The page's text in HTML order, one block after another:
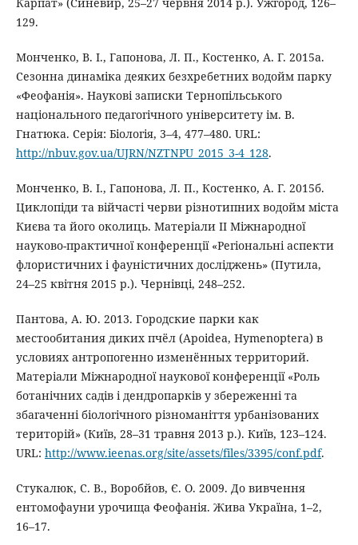
129.
Монченко, В. І., Гапонова, Л. П., Костенко, А. Г. 2015а.
Сезонна динаміка деяких безхребетних водойм парку
«Феофанія». Наукові записки Тернопільського
національного педагогічного університету ім. В.
Гнатюка. Серія: Біологія, 3–4, 477–480. URL:
http://nbuv.gov.ua/UJRN/NZTNPU_2015_3-4_128.
Монченко, В. І., Гапонова, Л. П., Костенко, А. Г. 2015б.
Циклопіди та війчасті черви різнотипних водойм міста
Києва та його околиць. Матеріали ІІ Міжнародної
науково-практичної конференції «Регіональні аспекти
флористичних і фауністичних досліджень» (Путила,
24–25 квітня 2015 р.). Чернівці, 248–252.
Пантова, А. Ю. 2013. Городские парки как
местообитания диких пчёл (Apoidea, Hymenoptera) в
условиях антропогенно изменённых территорий.
Матеріали Міжнародної наукової конференції «Роль
ботанічних садів і дендропарків у збереженні та
збагаченні біологічного різноманіття урбанізованих
територій» (Київ, 28–31 травня 2013 р.). Київ, 123–124.
URL: http://www.ieenas.org/site/assets/files/3395/conf.pdf.
Стукалюк, С. В., Воробйов, Є. О. 2009. До вивчення
ентомофауни урочища Феофанія. Жива Україна, 1–2,
16–17.